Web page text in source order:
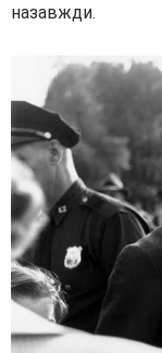
назавжди.